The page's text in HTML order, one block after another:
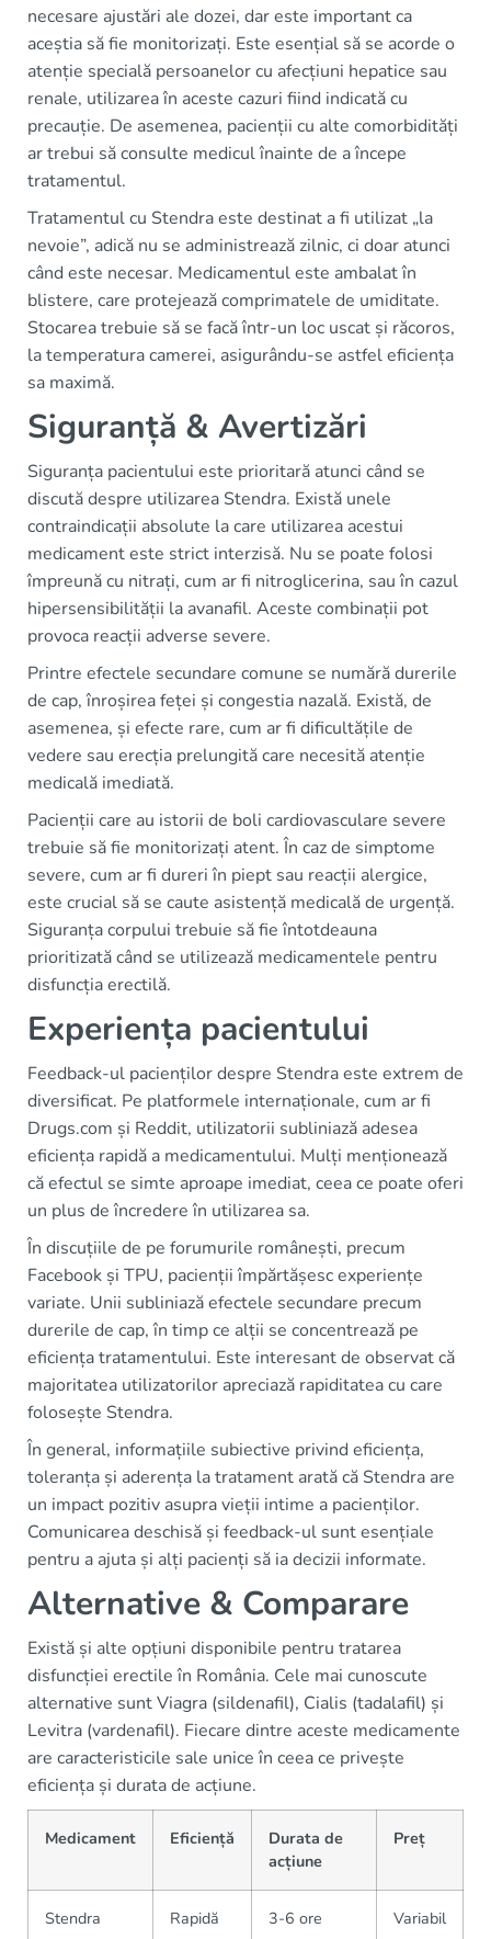
necesare ajustări ale dozei, dar este important ca
aceștia să fie monitorizați. Este esențial să se acorde o
atenție specială persoanelor cu afecțiuni hepatice sau
renale, utilizarea în aceste cazuri fiind indicată cu
precauție. De asemenea, pacienții cu alte comorbidități
ar trebui să consulte medicul înainte de a începe
tratamentul.
Tratamentul cu Stendra este destinat a fi utilizat „la
nevoie”, adică nu se administrează zilnic, ci doar atunci
când este necesar. Medicamentul este ambalat în
blistere, care protejează comprimatele de umiditate.
Stocarea trebuie să se facă într-un loc uscat și răcoros,
la temperatura camerei, asigurându-se astfel eficiența
sa maximă.
Siguranță & Avertizări
Siguranța pacientului este prioritară atunci când se
discută despre utilizarea Stendra. Există unele
contraindicații absolute la care utilizarea acestui
medicament este strict interzisă. Nu se poate folosi
împreună cu nitrați, cum ar fi nitroglicerina, sau în cazul
hipersensibilității la avanafil. Aceste combinații pot
provoca reacții adverse severe.
Printre efectele secundare comune se numără durerile
de cap, înroșirea feței și congestia nazală. Există, de
asemenea, și efecte rare, cum ar fi dificultățile de
vedere sau erecția prelungită care necesită atenție
medicală imediată.
Pacienții care au istorii de boli cardiovasculare severe
trebuie să fie monitorizați atent. În caz de simptome
severe, cum ar fi dureri în piept sau reacții alergice,
este crucial să se caute asistență medicală de urgență.
Siguranța corpului trebuie să fie întotdeauna
prioritizată când se utilizează medicamentele pentru
disfuncția erectilă.
Experiența pacientului
Feedback-ul pacienților despre Stendra este extrem de
diversificat. Pe platformele internaționale, cum ar fi
Drugs.com și Reddit, utilizatorii subliniază adesea
eficiența rapidă a medicamentului. Mulți menționează
că efectul se simte aproape imediat, ceea ce poate oferi
un plus de încredere în utilizarea sa.
În discuțiile de pe forumurile românești, precum
Facebook și TPU, pacienții împărtășesc experiențe
variate. Unii subliniază efectele secundare precum
durerile de cap, în timp ce alții se concentrează pe
eficiența tratamentului. Este interesant de observat că
majoritatea utilizatorilor apreciază rapiditatea cu care
folosește Stendra.
În general, informațiile subiective privind eficiența,
toleranța și aderența la tratament arată că Stendra are
un impact pozitiv asupra vieții intime a pacienților.
Comunicarea deschisă și feedback-ul sunt esențiale
pentru a ajuta și alți pacienți să ia decizii informate.
Alternative & Comparare
Există și alte opțiuni disponibile pentru tratarea
disfuncției erectile în România. Cele mai cunoscute
alternative sunt Viagra (sildenafil), Cialis (tadalafil) și
Levitra (vardenafil). Fiecare dintre aceste medicamente
are caracteristicile sale unice în ceea ce privește
eficiența și durata de acțiune.
Medicament Eficiență
Durata de
acțiune
Preț
Stendra Rapidă 3-6 ore Variabil